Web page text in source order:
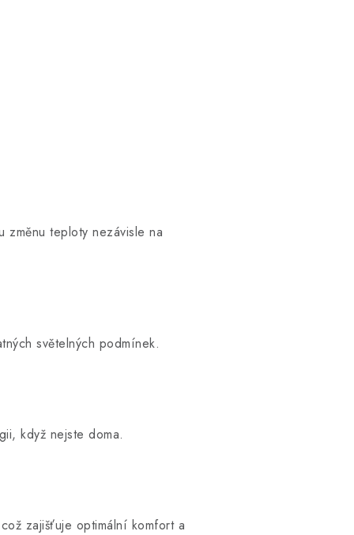
změnu teploty nezávisle na
světelných podmínek.
když nejste doma.
zajišťuje optimální komfort a